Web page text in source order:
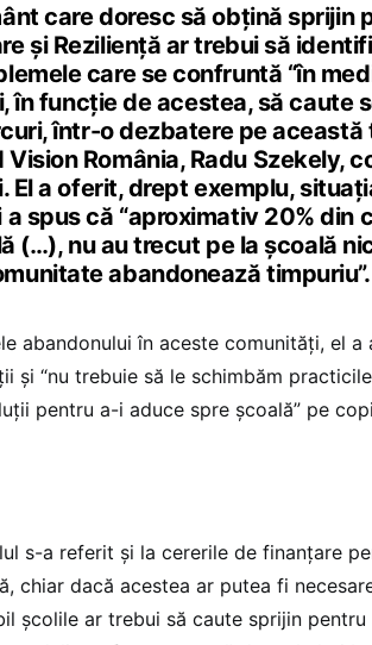
care doresc să obțină sprijin
și Reziliență ar trebui să
care se confruntă “în
în funcție de acestea, să caute
într-o dezbatere pe această
România, Radu Szekely,
El a oferit, drept exemplu,
spus că “aproximativ 20% din
(…), nu au trecut pe la școală
abandonează timpuriu”.
abandonului în aceste comunități, el a
și “nu trebuie să le schimbăm
pentru a-i aduce spre școală” pe
s-a referit și la cererile de finanțare
chiar dacă acestea ar putea fi
școlile ar trebui să caute sprijin